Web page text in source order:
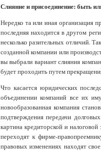
Слияние и присоединение: быть
Нередко та или иная организация
последняя находится в другом
несколько разительных отличий.
созданной компании или
вы выбрали вариант слияния
будет проходить путем
Что касается юридических
объединении компаний все их
новообразованная компания
подтверждения передачи
картина кредиторской и
переходят к фирме-
правовых изменениях находят